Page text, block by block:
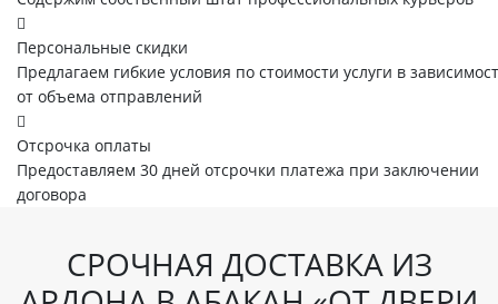
Персональные скидки
Предлагаем гибкие условия по стоимости услуги в
от объема отправлений
Отсрочка оплаты
Предоставляем 30 дней отсрочки платежа при заключении
договора
СРОЧНАЯ ДОСТАВКА ИЗ